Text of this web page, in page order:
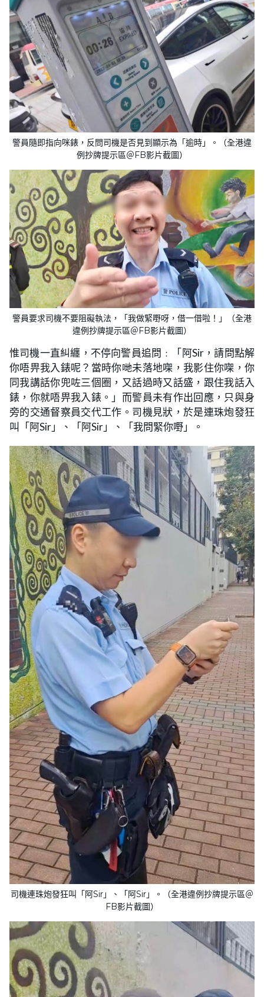
警員隨即指向咪錶，反問司機是否見到顯示為「逾時」。（全港違
例抄牌提示區＠FB影片截圖）
警員要求司機不要阻礙執法，「我做緊嘢呀，借一借啦！」（全港
違例抄牌提示區＠FB影片截圖）
惟司機一直糾纏，不停向警員追問﹕「阿Sir，請問點解
你唔畀我入錶呢？當時你哋未落地㗎，我影住你㗎，你
同我講話你兜咗三個圈，又話過時又話盛，跟住我話入
錶，你就唔畀我入錶。」而警員未有作出回應，只與身
旁的交通督察員交代工作。司機見狀，於是連珠炮發狂
叫「阿Sir」、「阿Sir」、「我問緊你嘢」。
司機連珠炮發狂叫「阿Sir」、「阿Sir」。（全港違例抄牌提示區＠
FB影片截圖）